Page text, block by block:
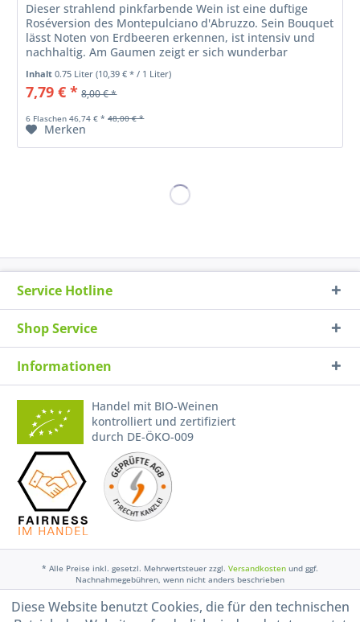
Dieser strahlend pinkfarbende Wein ist eine duftige
Roséversion des Montepulciano d'Abruzzo. Sein Bouquet
lässt Noten von Erdbeeren erkennen, ist intensiv und
nachhaltig. Am Gaumen zeigt er sich wunderbar
ausgewogen, weich und rund.
Inhalt0.75 Liter(10,39 € * / 1 Liter)
7,79 € * 8,00 € *
6 Flaschen 46,74 € * 48,00 € *
Merken
Service Hotline
Shop Service
Informationen
Handel mit BIO-Weinen
kontrolliert und zertifiziert
durch DE-ÖKO-009
* Alle Preise inkl. gesetzl. Mehrwertsteuer zzgl. Versandkosten und ggf.
Nachnahmegebühren, wenn nicht anders beschrieben
Widerruf erklären
Diese Website benutzt Cookies, die für den technischen